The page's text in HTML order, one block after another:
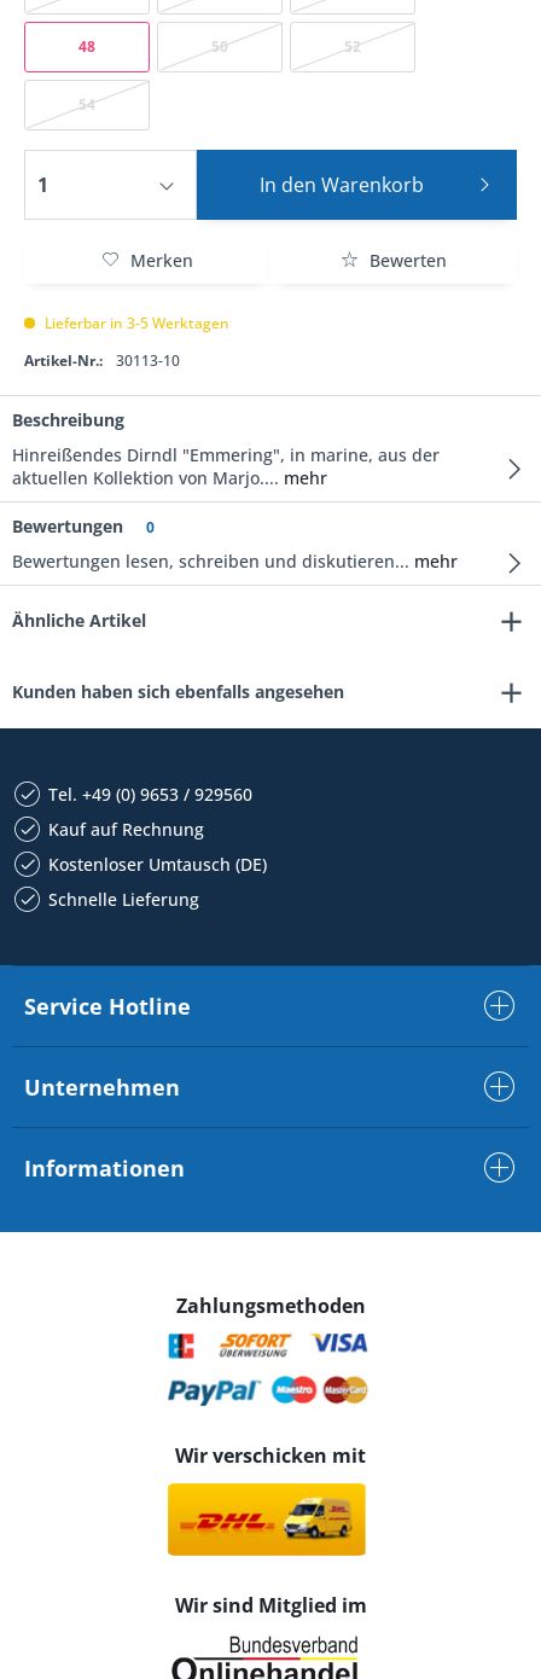
48 50 52
54
In den Warenkorb
Merken Bewerten
Lieferbar in 3-5 Werktagen
Artikel-Nr.:
30113-10
Beschreibung
Hinreißendes Dirndl "Emmering", in marine, aus der
aktuellen Kollektion von Marjo.... mehr
Bewertungen 0
Bewertungen lesen, schreiben und diskutieren... mehr
Ähnliche Artikel
Kunden haben sich ebenfalls angesehen
Tel. +49 (0) 9653 / 929560
Kauf auf Rechnung
Kostenloser Umtausch (DE)
Schnelle Lieferung
Service Hotline
Unternehmen
Informationen
Zahlungsmethoden
Wir verschicken mit
Wir sind Mitglied im